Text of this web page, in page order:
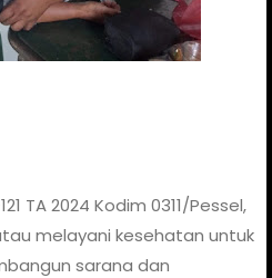
TA 2024 Kodim 0311/Pessel,
melayani kesehatan untuk
sarana dan